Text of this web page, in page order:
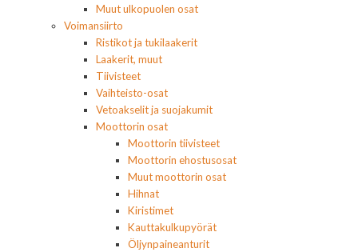
Muut ulkopuolen osat
Voimansiirto
Ristikot ja tukilaakerit
Laakerit, muut
Tiivisteet
Vaihteisto-osat
Vetoakselit ja suojakumit
Moottorin osat
Moottorin tiivisteet
Moottorin ehostusosat
Muut moottorin osat
Hihnat
Kiristimet
Kauttakulkupyörät
Öljynpaineanturit